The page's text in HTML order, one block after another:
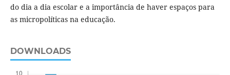
do dia a dia escolar e a importância de haver espaços para
as micropolíticas na educação.
DOWNLOADS